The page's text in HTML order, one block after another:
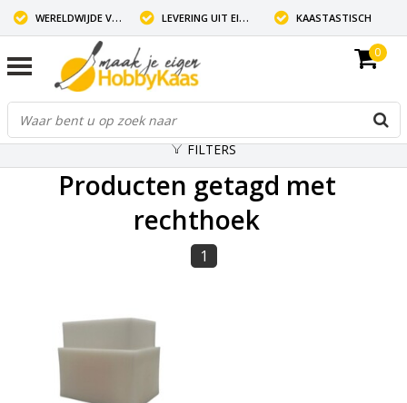
WERELDWIJDE VERZENDING LEVERING UIT EIGEN VOORRAAD KAASTASTISCH
0
FILTERS
Producten getagd met
rechthoek
1